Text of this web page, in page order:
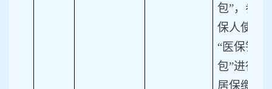
包”，参
保人使用
“医保钱
包”进行
居保缴费